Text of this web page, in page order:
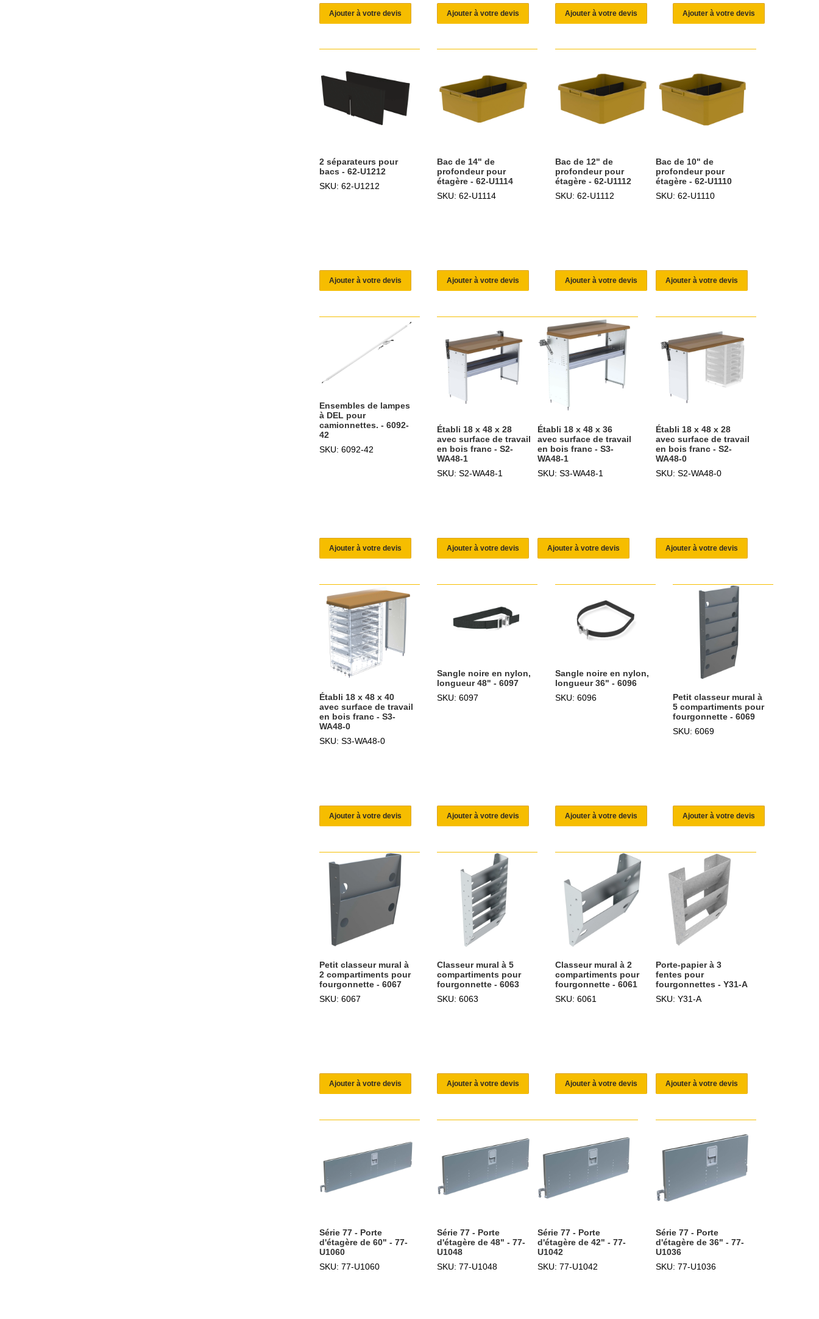
Ajouter à votre devis Ajouter à votre devis Ajouter à votre devis Ajouter à votre devis
2 séparateurs pour
bacs - 62-U1212
SKU: 62-U1212
Ajouter à votre devis
Bac de 14" de
profondeur pour
étagère - 62-U1114
SKU: 62-U1114
Ajouter à votre devis
Bac de 12" de
profondeur pour
étagère - 62-U1112
SKU: 62-U1112
Ajouter à votre devis
Bac de 10" de
profondeur pour
étagère - 62-U1110
SKU: 62-U1110
Ajouter à votre devis
Ensembles de lampes
à DEL pour
camionnettes. - 6092-
42
SKU: 6092-42
Ajouter à votre devis
Établi 18 x 48 x 28
avec surface de travail
en bois franc - S2-
WA48-1
SKU: S2-WA48-1
Ajouter à votre devis
Établi 18 x 48 x 36
avec surface de travail
en bois franc - S3-
WA48-1
SKU: S3-WA48-1
Ajouter à votre devis
Établi 18 x 48 x 28
avec surface de travail
en bois franc - S2-
WA48-0
SKU: S2-WA48-0
Ajouter à votre devis
Établi 18 x 48 x 40
avec surface de travail
en bois franc - S3-
WA48-0
SKU: S3-WA48-0
Ajouter à votre devis
Sangle noire en nylon,
longueur 48" - 6097
SKU: 6097
Ajouter à votre devis
Sangle noire en nylon,
longueur 36" - 6096
SKU: 6096
Ajouter à votre devis
Petit classeur mural à
5 compartiments pour
fourgonnette - 6069
SKU: 6069
Ajouter à votre devis
Petit classeur mural à
2 compartiments pour
fourgonnette - 6067
SKU: 6067
Ajouter à votre devis
Classeur mural à 5
compartiments pour
fourgonnette - 6063
SKU: 6063
Ajouter à votre devis
Classeur mural à 2
compartiments pour
fourgonnette - 6061
SKU: 6061
Ajouter à votre devis
Porte-papier à 3
fentes pour
fourgonnettes - Y31-A
SKU: Y31-A
Ajouter à votre devis
Série 77 - Porte
d'étagère de 60" - 77-
U1060
SKU: 77-U1060
Série 77 - Porte
d'étagère de 48" - 77-
U1048
SKU: 77-U1048
Série 77 - Porte
d'étagère de 42" - 77-
U1042
SKU: 77-U1042
Série 77 - Porte
d'étagère de 36" - 77-
U1036
SKU: 77-U1036